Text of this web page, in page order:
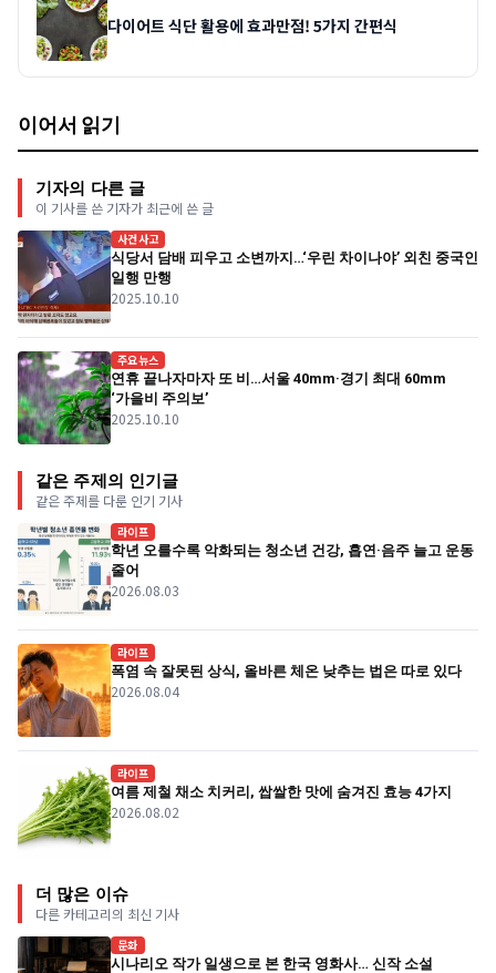
다이어트 식단 활용에 효과만점! 5가지 간편식
이어서 읽기
기자의 다른 글
이 기사를 쓴 기자가 최근에 쓴 글
사건사고
식당서 담배 피우고 소변까지…‘우린 차이나야’ 외친 중국인
일행 만행
2025.10.10
주요뉴스
연휴 끝나자마자 또 비…서울 40mm·경기 최대 60mm
‘가을비 주의보’
2025.10.10
같은 주제의 인기글
같은 주제를 다룬 인기 기사
라이프
학년 오를수록 악화되는 청소년 건강, 흡연·음주 늘고 운동
줄어
2026.08.03
라이프
폭염 속 잘못된 상식, 올바른 체온 낮추는 법은 따로 있다
2026.08.04
라이프
여름 제철 채소 치커리, 쌉쌀한 맛에 숨겨진 효능 4가지
2026.08.02
더 많은 이슈
다른 카테고리의 최신 기사
문화
시나리오 작가 일생으로 본 한국 영화사… 신작 소설